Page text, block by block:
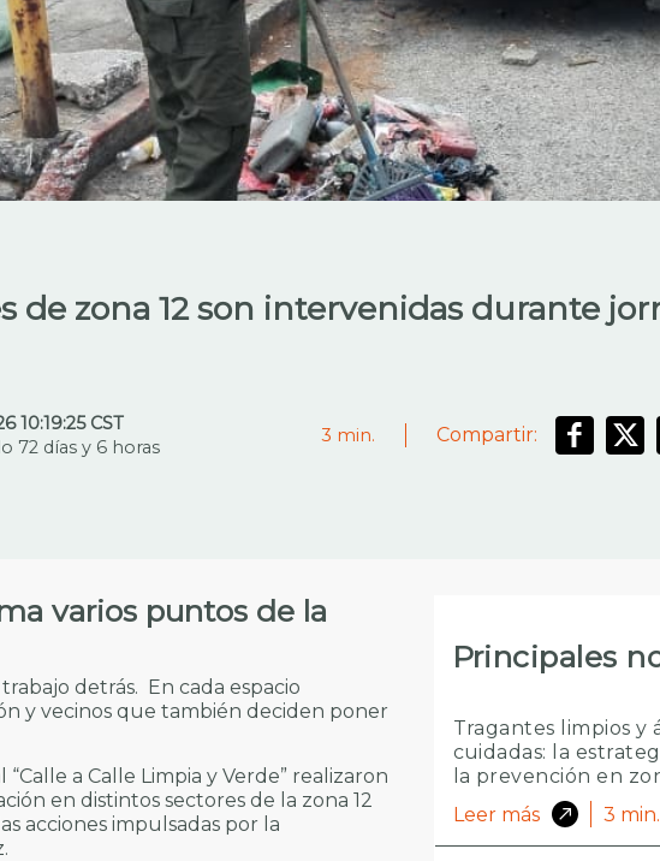
de zona 12 son intervenidas durante
10:19:25 CST
72 días y 6 horas
3 min. Compartir:
varios puntos de la
detrás. En cada espacio
y vecinos que también deciden poner
a Calle Limpia y Verde” realizaron
en distintos sectores de la zona 12
acciones impulsadas por la
Principales
Tragantes limpios y
cuidadas: la
la prevención en
Leer más
3 min.